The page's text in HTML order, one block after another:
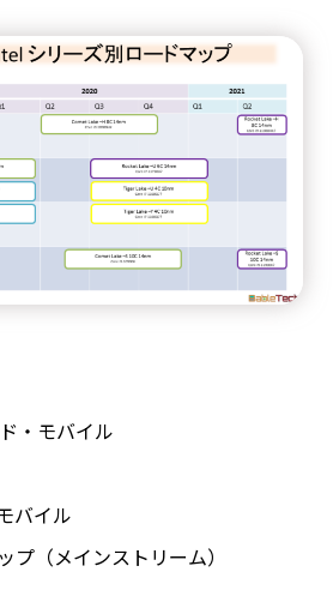
・モバイル
バイル
プ（メインストリーム）